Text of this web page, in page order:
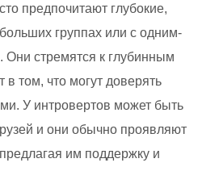
предпочитают глубокие,
группах или с одним-
Они стремятся к глубинным
в том, что могут доверять
У интровертов может быть
и они обычно проявляют
им поддержку и